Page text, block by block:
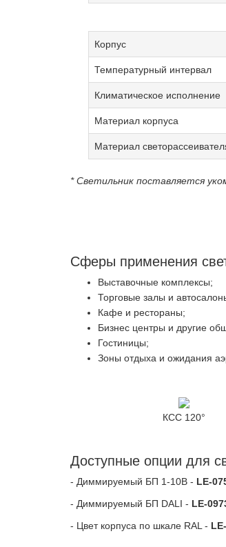
Корпус
Температурный интервал
Климатическое исполнение
Материал корпуса
Материал
* Светильник поставляется
Сферы применения
Выставочные комплексы;
Торговые залы и
Кафе и рестораны;
Бизнес центры и другие
Гостиницы;
Зоны отдыха и ожидания
КСС 120°
Доступные опции для
- Диммируемый БП 1-10В - LE-
- Диммируемый БП DALI - LE-
- Цвет корпуса по шкале RAL -